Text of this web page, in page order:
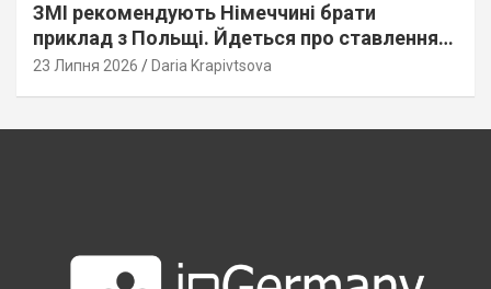
ЗМІ рекомендують Німеччині брати
приклад з Польщі. Йдеться про ставлення
до українців
23 Липня 2026 Daria Krapivtsova